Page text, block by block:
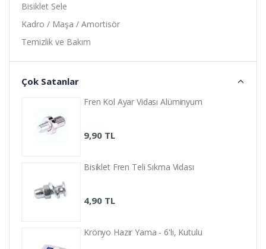
Bisiklet Sele
Kadro / Maşa / Amortisör
Temizlik ve Bakım
Diğer
Çok Satanlar
Fren Kol Ayar Vidası Alüminyum
9,90 TL
Bisiklet Fren Teli Sıkma Vidası
4,90 TL
Krönyo Hazır Yama - 6'lı, Kutulu